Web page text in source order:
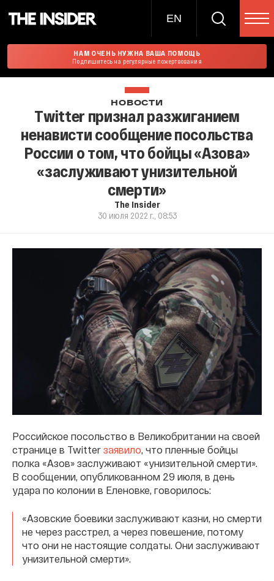
EN
НАМ ОЧЕНЬ НУЖНА ВАША ПОМОЩЬ
Подпишитесь на регулярные пожертвования
НОВОСТИ
Twitter признал разжиганием
ненависти сообщение посольства
России о том, что бойцы «Азова»
«заслуживают унизительной
смерти»
The Insider
30 июля 2022 г., 08:53
Российское посольство в Великобритании на своей
странице в Twitter заявило, что пленные бойцы
полка «Азов» заслуживают «унизительной смерти».
В сообщении, опубликованном 29 июля, в день
удара по колонии в Еленовке, говорилось:
«Азовские боевики заслуживают казни, но смерти
не через расстрел, а через повешение, потому
что они не настоящие солдаты. Они заслуживают
унизительной смерти».